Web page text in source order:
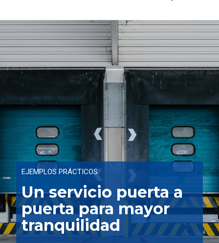
EJEMPLOS PRÁCTICOS
Un servicio puerta a
puerta para mayor
tranquilidad